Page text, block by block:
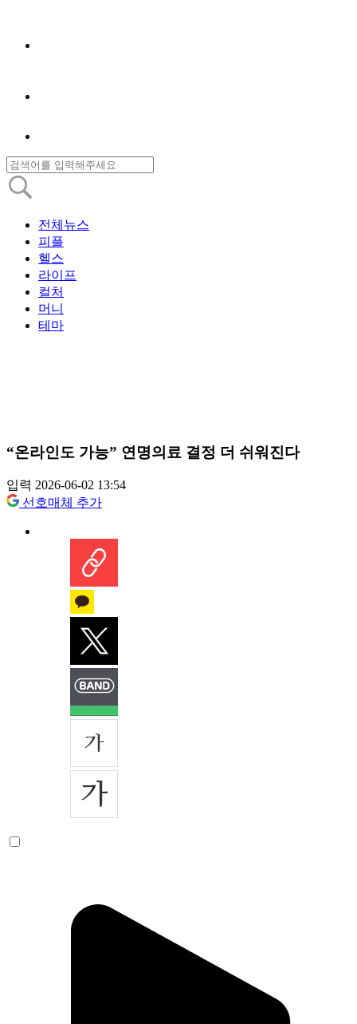
전체뉴스
피플
헬스
라이프
컬처
머니
테마
“온라인도 가능” 연명의료 결정 더 쉬워진다
입력 2026-06-02 13:54
선호매체 추가